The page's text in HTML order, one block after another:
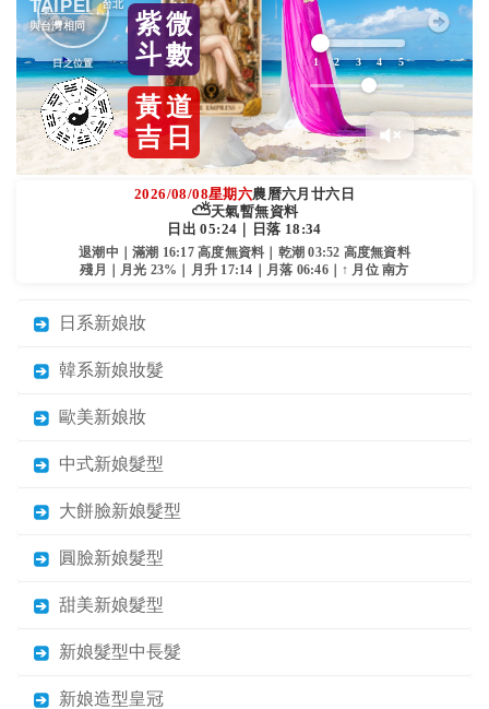
紫微
斗數
黃道
吉日
1 2 3 4 5
TAIPEI
與台灣相同
東 西
日之位置
2026/08/08星期六農曆六月廿六日
⛅天氣暫無資料
日出 05:24｜日落 18:34
退潮中｜滿潮 16:17 高度無資料｜乾潮 03:52 高度無資料
殘月｜月光 23%｜月升 17:14｜月落 06:46｜↑ 月位 南方
日系新娘妝
韓系新娘妝髮
歐美新娘妝
中式新娘髮型
大餅臉新娘髮型
圓臉新娘髮型
甜美新娘髮型
新娘髮型中長髮
新娘造型皇冠